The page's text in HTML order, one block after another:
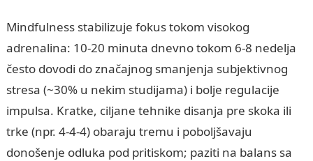
Mindfulness stabilizuje fokus tokom visokog
adrenalina: 10-20 minuta dnevno tokom 6-8 nedelja
često dovodi do značajnog smanjenja subjektivnog
stresa (~30% u nekim studijama) i bolje regulacije
impulsa. Kratke, ciljane tehnike disanja pre skoka ili
trke (npr. 4-4-4) obaraju tremu i poboljšavaju
donošenje odluka pod pritiskom; paziti na balans sa